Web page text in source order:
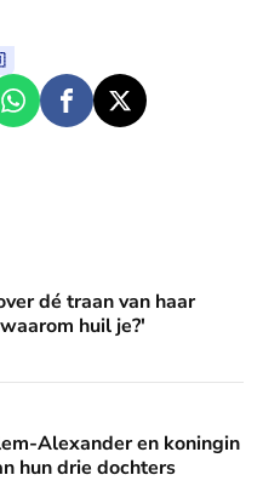
haar moeder: 'Mama
dé traan van haar
huil je?'
en koningin Máxima leren
Alexander en koningin
hun drie dochters